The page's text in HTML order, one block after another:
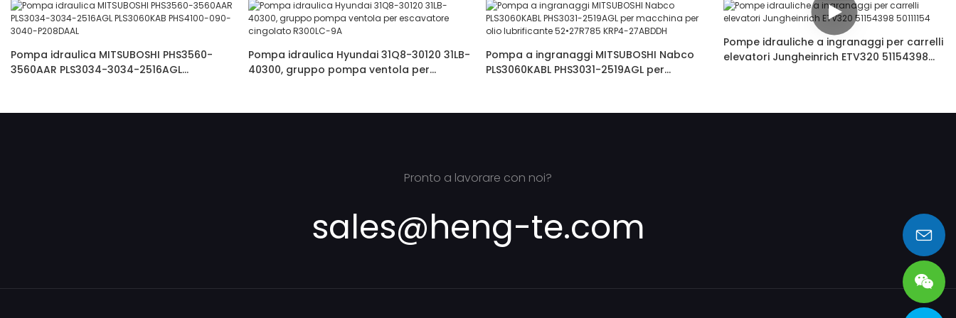
Pompa idraulica MITSUBOSHI PHS3560-
3560AAR PLS3034-3034-2516AGL
Pompa idraulica Hyundai 31Q8-30120 31LB-
40300, gruppo pompa ventola per
Pompa a ingranaggi MITSUBOSHI Nabco
PLS3060KABL PHS3031-2519AGL per
Pompe idrauliche a ingranaggi per carrelli
elevatori Jungheinrich ETV320 51154398
Pronto a lavorare con noi?
sales@heng-te.com